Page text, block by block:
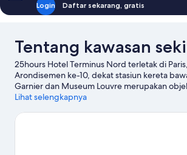
Login Daftar sekarang, gratis
Tentang kawasan
25hours Hotel Terminus Nord terletak di
Arondisemen ke-10, dekat stasiun kereta
Garnier dan Museum Louvre merupakan
unggulan, temukan juga landmark terkenal di
suatu kegiatan atau permainan? Coba periksa
Lihat selengkapnya